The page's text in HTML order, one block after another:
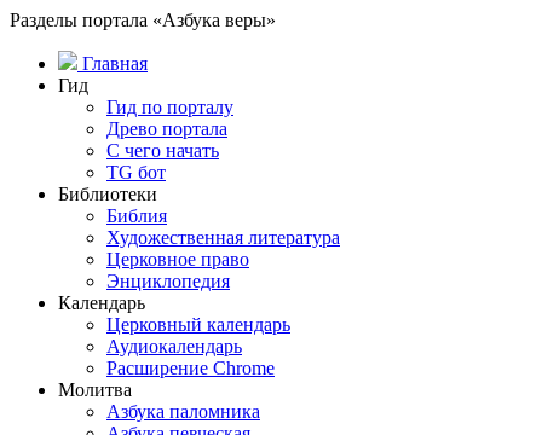
Разделы портала «Азбука веры»
Главная
Гид
Гид по порталу
Древо портала
С чего начать
TG бот
Библиотеки
Библия
Художественная литература
Церковное право
Энциклопедия
Календарь
Церковный календарь
Аудиокалендарь
Расширение Chrome
Молитва
Азбука паломника